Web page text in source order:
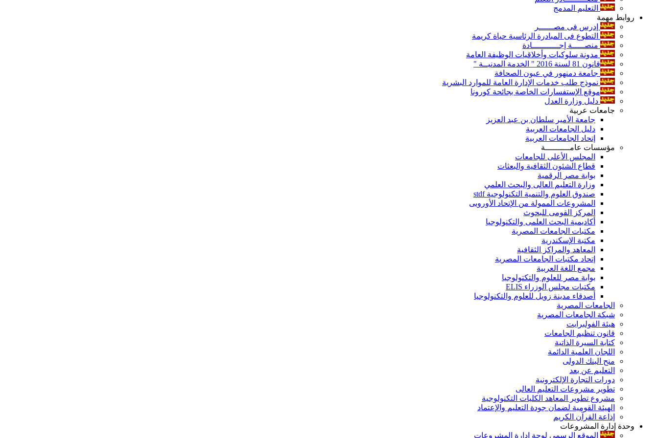
التعليم المدمج
روابط مهمة
إدرس فى مصــــــر
التطوع فى المبادرة الرئاسية حياة كريمة
منصـــــة إجـــــــــــادة
مدونة سلوكيات وأخلاقيات الوظيفة العامة
قانون 81 لسنة 2016 " الخدمة المدنيــة "
جامعة دمنهور في عيون الصحافة
نموذج طلب خدمات الإدارة العامة للموارد البشرية
موقع الإستفسارات الخاصة بجائحة كورونا
دليل وزارة العدل
جامعات عربية
جامعة الأمير سلطان بن عبد العزيز
دليل الجامعات العربية
إتحاد الجامعات العربية
مؤسسات عامــــــــــة
المجلس الأعلى للجامعات
قطاع الشئون الثقافية والبعثات
بوابة مصر الرقمية
وزارة التعليم العالى والبحث العلمي
صندوق العلوم والتنمية التكنولوجية stdf
المشروعات الممولة من الإتحاد الأوروبى
المركز القومى للبحوث
أكاديمية البحث العلمى والتكنولوجيا
مكتبات الجامعات المصرية
مكتبة الإسكندرية
المعاهد والمراكز الثقافية
إتحاد مكتبات الجامعات المصرية
مجمع اللغة العربية
بوابة مصر للعلوم والتكتولوجيا
مكتبات مجلس الوزراء ELIS
أصدقاء مدينة زويل للعلوم والتكنولوجيا
الجامعات المصرية
شبكة الجامعات المصرية
هيئة الفولبرايت
قانون تنظيم الجامعات
كتابة السيرة الذاتية
اللجان العلمية الدائمة
منح البنك الدولى
التعليم عن بعد
دورات التجارة الإلكترونية
تطوير مشروعات التعليم العالى
مشروع تطوير المعاهد الكليات التكنولوجية
الهيئة القومية لضمان جودة التعليم والإعتماد
إذاعة القرآن الكريم
وحدة إدارة المشروعات
الموقع الرسمى لوحة إدارة المشروعات